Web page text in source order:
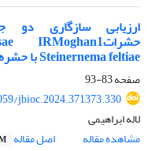
ارزیابی سازگاری دو
Steinernema feltiae با حشره‌کش زیست-پایه فلوبن-دیامید
صفحه83-93
jbioc.2024.371373.330
لاله ابراهیمی
مشاهده مقاله
اصل مقاله